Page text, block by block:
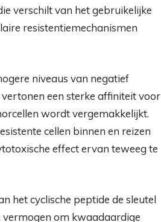
verschilt van het gebruikelijke
resistentiemechanismen
niveaus van negatief
een sterke affiniteit voor
wordt vergemakkelijkt.
cellen binnen en reizen
effect ervan teweeg te
het cyclische peptide de sleutel
om kwaadaardige